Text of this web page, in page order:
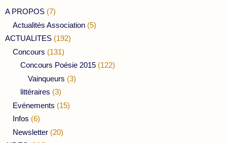
A PROPOS (7)
Actualités Association (5)
ACTUALITES (192)
Concours (131)
Concours Poésie 2015 (122)
Vainqueurs (3)
littéraires (3)
Evénements (15)
Infos (6)
Newsletter (20)